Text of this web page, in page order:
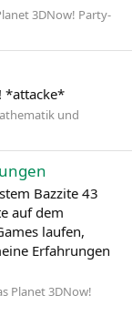
3DNow! Party-
*attacke*
und
Bazzite 43
auf dem
laufen,
Erfahrungen
Planet 3DNow!